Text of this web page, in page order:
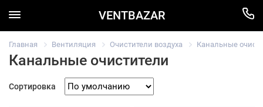
VENTBAZAR
Главная Вентиляция Очистители воздуха Канальные
Канальные очистители
Сортировка